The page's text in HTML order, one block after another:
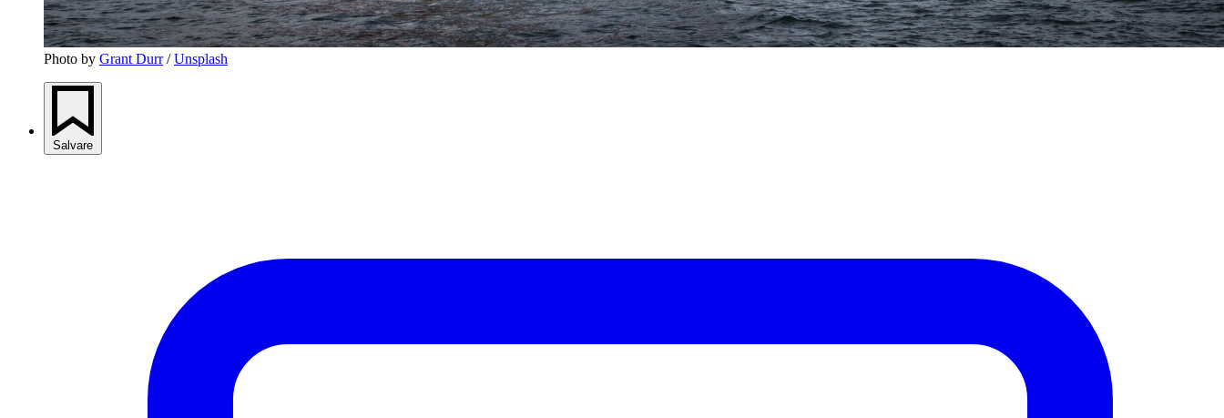
Photo by Grant Durr / Unsplash
Salvare